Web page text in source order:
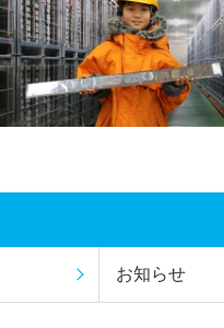
お知らせ